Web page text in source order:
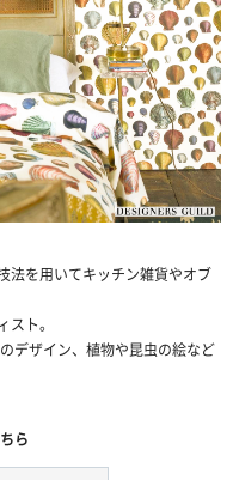
法を用いてキッチン雑貨やオブ
ト。
デザイン、植物や昆虫の絵など
ら